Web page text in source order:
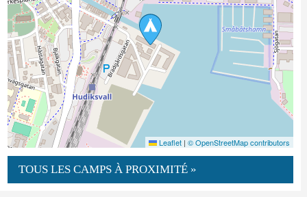
Leaflet | © OpenStreetMap contributors
TOUS LES CAMPS À PROXIMITÉ »